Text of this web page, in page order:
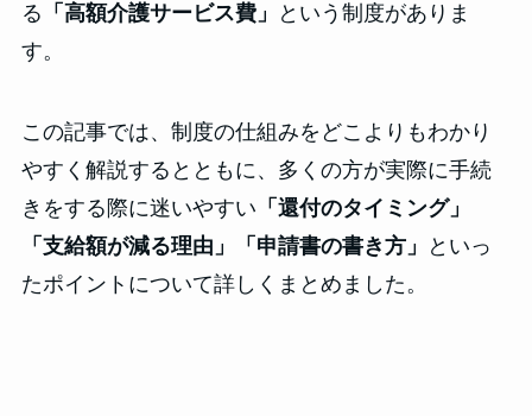
る 「高額介護サービス費」
という制度がありま
す。
この記事では、制度の仕組みをどこよりもわかり
やすく解説するとともに、多くの方が実際に手続
きをする際に迷いやすい 「還付のタイミング」
「支給額が減る理由」「申請書の書き方」
といっ
たポイントについて詳しくまとめました。